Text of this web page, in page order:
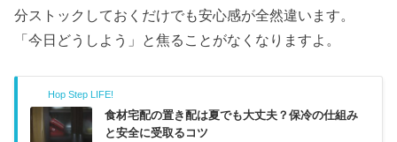
分ストックしておくだけでも安心感が全然違います。
「今日どうしよう」と焦ることがなくなりますよ。
Hop Step LIFE!
食材宅配の置き配は夏でも大丈夫？保冷の仕組み
と安全に受取るコツ